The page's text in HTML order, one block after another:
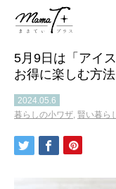
5月9日は「アイ
お得に楽しむ方法
2024.05.6
暮らしの小ワザ, 賢い暮ら
トップ
ママのカラダと
セカンドキャリア
暮らしの小ワザ